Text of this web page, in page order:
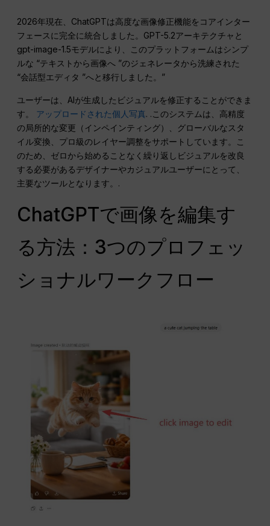
2026年現在、ChatGPTは高度な画像修正機能をコアインター
フェースに完全に統合しました。GPT-5.2アーキテクチャと
gpt-image-1.5モデルにより、このプラットフォームはシンプ
ルな “テキストから画像へ ”のジェネレータから洗練された
“会話型エディタ ”へと移行しました。”
ユーザーは、AIが生成したビジュアルを修正することができま
す。 アップロードされた個人写真. .このシステムは、高精度
の局所的な変更（インペインティング）、グローバルなスタ
イル変換、プロ級のレイヤー調整をサポートしています。こ
のため、ゼロから始めることなく繰り返しビジュアルを改良
する必要があるデザイナーやカジュアルユーザーにとって、
主要なツールとなります。.
ChatGPTで画像を編集す
る方法：3つのプロフェッ
ショナルワークフロー